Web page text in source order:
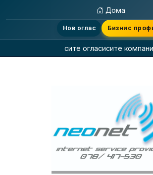
Дома
Нов оглас Бизнис
сите огласисите